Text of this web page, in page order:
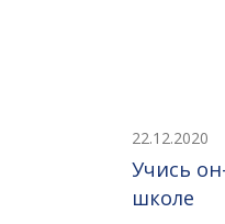
22.12.2020
Учись
школе